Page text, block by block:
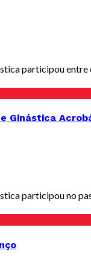
participou entre
Ginástica
participou no